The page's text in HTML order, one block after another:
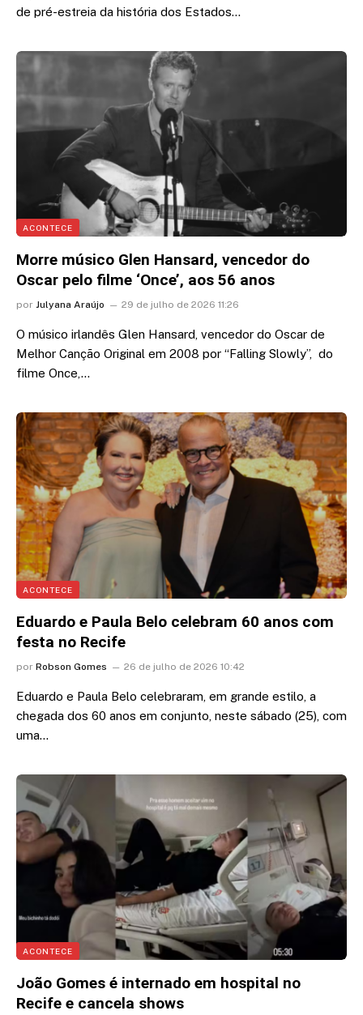
de pré-estreia da história dos Estados…
ACONTECE
Morre músico Glen Hansard, vencedor do
Oscar pelo filme ‘Once’, aos 56 anos
por Julyana Araújo 29 de julho de 2026 11:26
O músico irlandês Glen Hansard, vencedor do Oscar de
Melhor Canção Original em 2008 por “Falling Slowly”, do
filme Once,…
ACONTECE
Eduardo e Paula Belo celebram 60 anos com
festa no Recife
por Robson Gomes 26 de julho de 2026 10:42
Eduardo e Paula Belo celebraram, em grande estilo, a
chegada dos 60 anos em conjunto, neste sábado (25), com
uma…
ACONTECE
João Gomes é internado em hospital no
Recife e cancela shows